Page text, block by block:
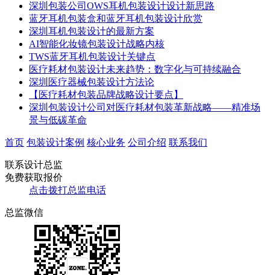
深圳包装公司OWS耳机包装设计设计新思路
蓝牙耳机包装盒和蓝牙耳机包装设计欣赏
深圳耳机包装设计的最新方案
AI智能化妆镜包装设计战略内核
TWS蓝牙耳机包装设计关键点
医疗耗材包装设计未来趋势：数字化与可持续融合​
​​深圳医疗器械包装设计方法论​
​【医疗耗材包装品牌战略设计要点】​
深圳包装设计公司对医疗耗材包装革新战略——精准场
景与低碳革命
首页 包装设计案例 核心业务 公司介绍 联系我们
联系设计总监
免费获取报价
点击拨打总监电话
总监微信